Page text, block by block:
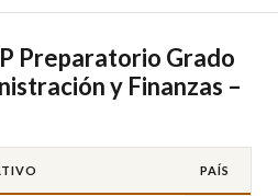
Preparatorio Grado
y Finanzas –
PAÍS